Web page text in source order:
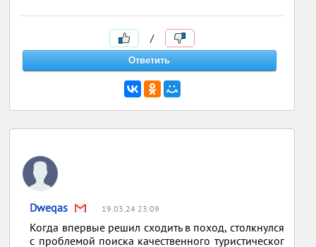
/
Dweqas 19.03.24 23:09
Когда впервые решил сходить в поход, столкнулся
с проблемой поиска качественного туристическог